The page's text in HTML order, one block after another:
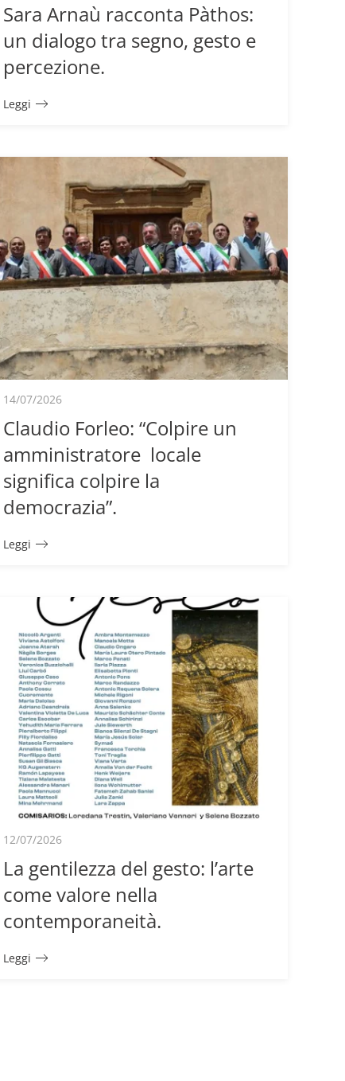
Sara Arnaù racconta Pàthos:
un dialogo tra segno, gesto e
percezione.
Leggi
14/07/2026
Claudio Forleo: “Colpire un
amministratore locale
significa colpire la
democrazia”.
Leggi
12/07/2026
La gentilezza del gesto: l’arte
come valore nella
contemporaneità.
Leggi